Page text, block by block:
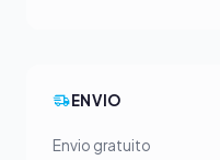
ENVIO
Envio gratuito